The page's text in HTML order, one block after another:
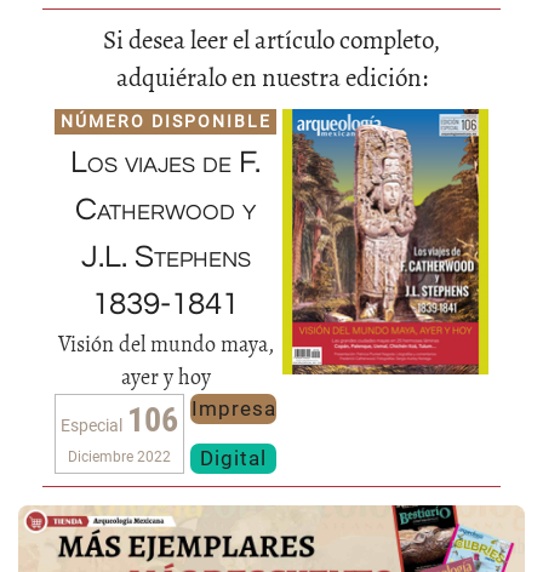
Si desea leer el artículo completo,
adquiéralo en nuestra edición:
NÚMERO DISPONIBLE
Los viajes de F.
Catherwood y
J.L. Stephens
1839-1841
Visión del mundo maya,
ayer y hoy
Especial 106
Diciembre 2022
Impresa
Digital